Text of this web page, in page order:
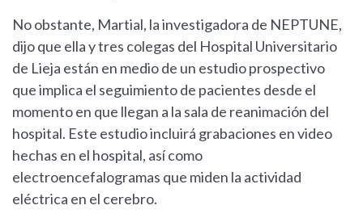
No obstante, Martial, la investigadora de NEPTUNE,
dijo que ella y tres colegas del Hospital Universitario
de Lieja están en medio de un estudio prospectivo
que implica el seguimiento de pacientes desde el
momento en que llegan a la sala de reanimación del
hospital. Este estudio incluirá grabaciones en video
hechas en el hospital, así como
electroencefalogramas que miden la actividad
eléctrica en el cerebro.